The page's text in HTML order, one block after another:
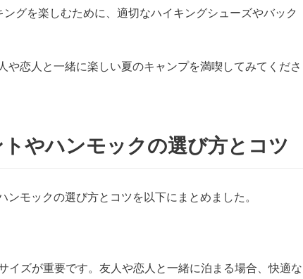
グを楽しむために、適切なハイキングシューズやバック
や恋人と一緒に楽しい夏のキャンプを満喫してみてくださ
やハンモックの選び方とコツ
モックの選び方とコツを以下にまとめました。
イズが重要です。友人や恋人と一緒に泊まる場合、快適な